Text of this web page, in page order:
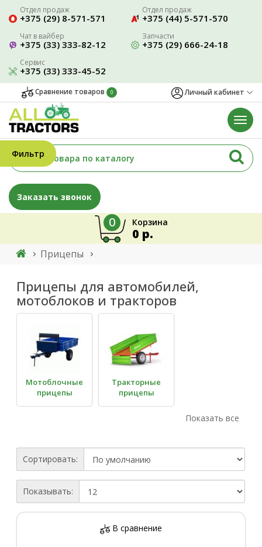
Отдел продаж
+375 (29) 8-571-571
Отдел продаж
+375 (44) 5-571-570
Чат в вайбер
+375 (33) 333-82-12
Запчасти
+375 (29) 666-24-18
Сервис
+375 (33) 333-45-52
Сравнение товаров 0 Личный кабинет
Заказать звонок
Корзина
0
0 р.
Прицепы
Прицепы для автомобилей,
мотоблоков и тракторов
Мотоблочные
прицепы
Тракторные
прицепы
прицепы
Показать все
Сортировать:
Показывать:
В сравнение
Фильтр